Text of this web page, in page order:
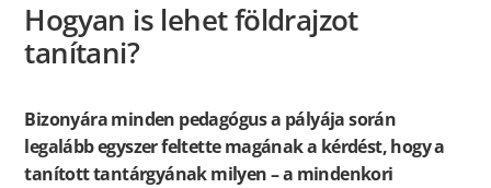
Hogyan is lehet földrajzot
tanítani?
Bizonyára minden pedagógus a pályája során
legalább egyszer feltette magának a kérdést, hogy a
tanított tantárgyának milyen – a mindenkori